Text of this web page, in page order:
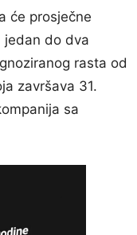
će prosječne
jedan do dva
rasta od
završava 31.
sa